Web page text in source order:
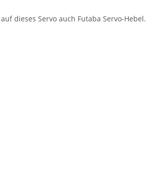
dieses Servo auch Futaba Servo-Hebel.